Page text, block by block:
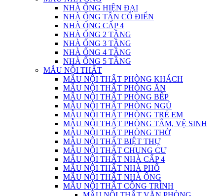
NHÀ ỐNG HIỆN ĐẠI
NHÀ ỐNG TÂN CỔ ĐIỂN
NHÀ ỐNG CẤP 4
NHÀ ỐNG 2 TẦNG
NHÀ ỐNG 3 TẦNG
NHÀ ỐNG 4 TẦNG
NHÀ ỐNG 5 TẦNG
MẪU NỘI THẤT
MẪU NỘI THẤT PHÒNG KHÁCH
MẪU NỘI THẤT PHÒNG ĂN
MẪU NỘI THẤT PHÒNG BẾP
MẪU NỘI THẤT PHÒNG NGỦ
MẪU NỘI THẤT PHÒNG TRẺ EM
MẪU NỘI THẤT PHÒNG TẮM, VỆ SINH
MẪU NỘI THẤT PHÒNG THỜ
MẪU NỘI THẤT BIỆT THỰ
MẪU NỘI THẤT CHUNG CƯ
MẪU NỘI THẤT NHÀ CẤP 4
MẪU NỘI THẤT NHÀ PHỐ
MẪU NỘI THẤT NHÀ ỐNG
MẪU NỘI THẤT CÔNG TRÌNH